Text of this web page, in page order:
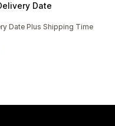
Date
Date Plus Shipping Time